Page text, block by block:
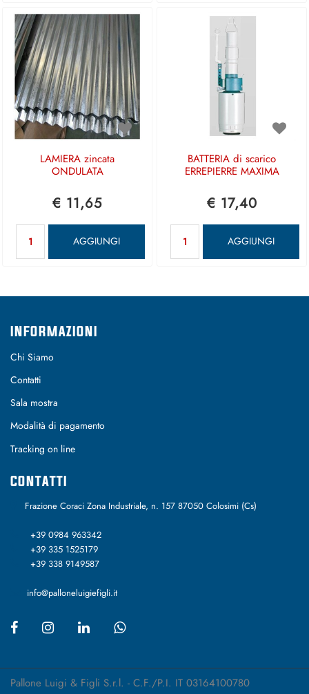
LAMIERA zincata
ONDULATA
€ 11,65
AGGIUNGI
BATTERIA di scarico
ERREPIERRE MAXIMA
€ 17,40
AGGIUNGI
INFORMAZIONI
Chi Siamo
Contatti
Sala mostra
Modalità di pagamento
Tracking on line
CONTATTI
Frazione Coraci Zona Industriale, n. 157 87050 Colosimi (Cs)
+39 0984 963342
+39 335 1525179
+39 338 9149587
info@palloneluigiefigli.it
Pallone Luigi & Figli S.r.l. - C.F./P.I. IT 03164100780